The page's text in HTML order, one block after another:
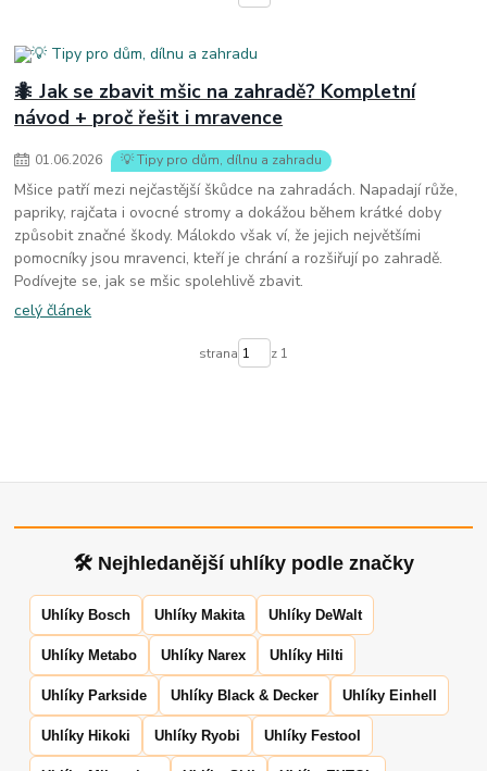
🐜 Jak se zbavit mšic na zahradě? Kompletní
návod + proč řešit i mravence
01.06.2026 💡 Tipy pro dům, dílnu a zahradu
Mšice patří mezi nejčastější škůdce na zahradách. Napadají růže,
papriky, rajčata i ovocné stromy a dokážou během krátké doby
způsobit značné škody. Málokdo však ví, že jejich největšími
pomocníky jsou mravenci, kteří je chrání a rozšiřují po zahradě.
Podívejte se, jak se mšic spolehlivě zbavit.
celý článek
strana z 1
🛠 Nejhledanější uhlíky podle značky
Uhlíky Bosch Uhlíky Makita Uhlíky DeWalt
Uhlíky Metabo Uhlíky Narex Uhlíky Hilti
Uhlíky Parkside Uhlíky Black & Decker Uhlíky Einhell
Uhlíky Hikoki Uhlíky Ryobi Uhlíky Festool